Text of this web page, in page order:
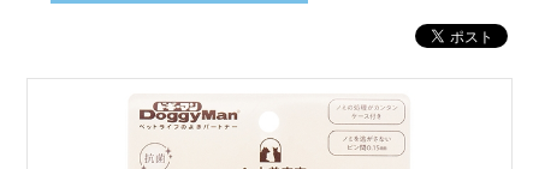
サイトマップ English